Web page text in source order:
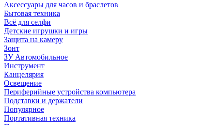
Аксессуары для часов и браслетов
Бытовая техника
Всё для селфи
Детские игрушки и игры
Защита на камеру
Зонт
ЗУ Автомобильное
Инструмент
Канцелярия
Освещение
Периферийные устройства компьютера
Подставки и держатели
Популярное
Портативная техника